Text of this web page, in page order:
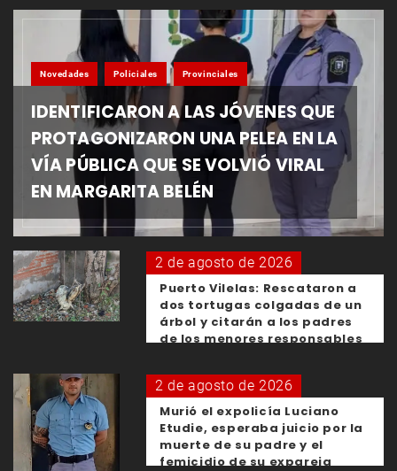
Novedades Policiales Provinciales
IDENTIFICARON A LAS JÓVENES QUE
PROTAGONIZARON UNA PELEA EN LA
VÍA PÚBLICA QUE SE VOLVIÓ VIRAL
EN MARGARITA BELÉN
2 de agosto de 2026
Puerto Vilelas: Rescataron a
dos tortugas colgadas de un
árbol y citarán a los padres
de los menores responsables
2 de agosto de 2026
Murió el expolicía Luciano
Etudie, esperaba juicio por la
muerte de su padre y el
femicidio de su expareja